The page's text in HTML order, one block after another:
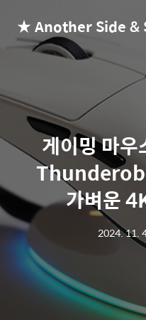
★ Another Side &
게이밍 마우
가벼운
2024. 11.